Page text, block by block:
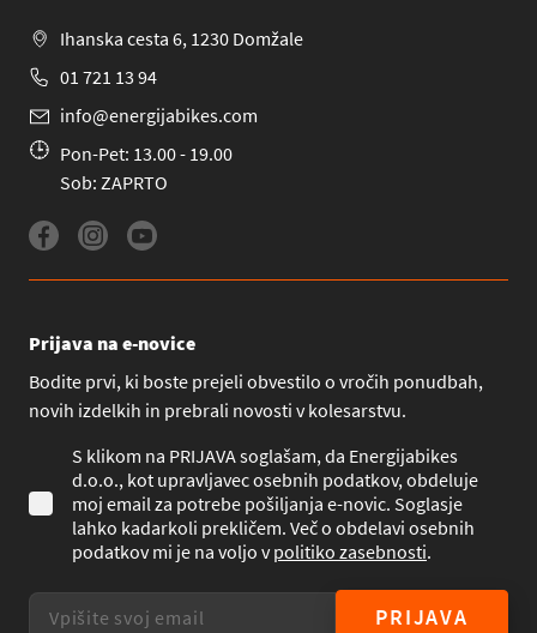
Ihanska cesta 6, 1230 Domžale
01 721 13 94
info@energijabikes.com
Pon-Pet: 13.00 - 19.00
Sob: ZAPRTO
Prijava na e-novice
Bodite prvi, ki boste prejeli obvestilo o vročih ponudbah,
novih izdelkih in prebrali novosti v kolesarstvu.
S klikom na PRIJAVA soglašam, da Energijabikes
d.o.o., kot upravljavec osebnih podatkov, obdeluje
moj email za potrebe pošiljanja e-novic. Soglasje
lahko kadarkoli prekličem. Več o obdelavi osebnih
podatkov mi je na voljo vpolitiko zasebnosti.
PRIJAVA